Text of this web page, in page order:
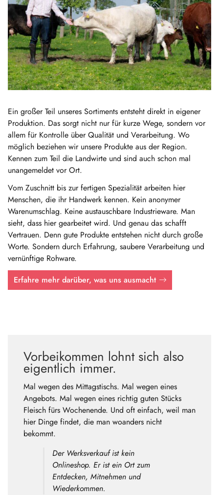
Ein großer Teil unseres Sortiments entsteht direkt in eigener
Produktion. Das sorgt nicht nur für kurze Wege, sondern vor
allem für Kontrolle über Qualität und Verarbeitung. Wo
möglich beziehen wir unsere Produkte aus der Region.
Kennen zum Teil die Landwirte und sind auch schon mal
unangemeldet vor Ort.
Vom Zuschnitt bis zur fertigen Spezialität arbeiten hier
Menschen, die ihr Handwerk kennen. Kein anonymer
Warenumschlag. Keine austauschbare Industrieware. Man
sieht, dass hier gearbeitet wird. Und genau das schafft
Vertrauen. Denn gute Produkte entstehen nicht durch große
Worte. Sondern durch Erfahrung, saubere Verarbeitung und
vernünftige Rohware.
Erfahre mehr darüber, was uns ausmacht
Vorbeikommen lohnt sich also
eigentlich immer.
Mal wegen des Mittagstischs. Mal wegen eines
Angebots. Mal wegen eines richtig guten Stücks
Fleisch fürs Wochenende. Und oft einfach, weil man
hier Dinge findet, die man woanders nicht
bekommt.
Der Werksverkauf ist kein
Onlineshop. Er ist ein Ort zum
Entdecken, Mitnehmen und
Wiederkommen.